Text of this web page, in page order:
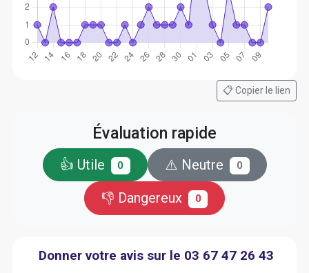
📋 Copier le lien
Évaluation rapide
👍 Utile 0 ⚠️ Neutre 0
👎 Dangereux 0
Donner votre avis sur le 03 67 47 26 43